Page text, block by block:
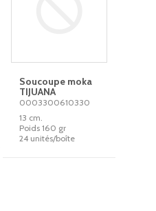
Soucoupe moka
TIJUANA
0003300610330
13 cm.
Poids 160 gr
24 unités/boîte